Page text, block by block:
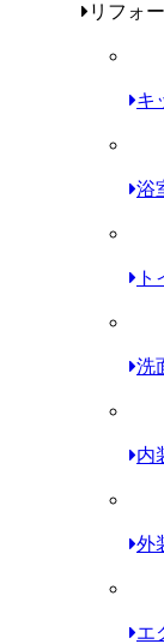
リフォ
キ
浴
ト
洗
内
外
エ